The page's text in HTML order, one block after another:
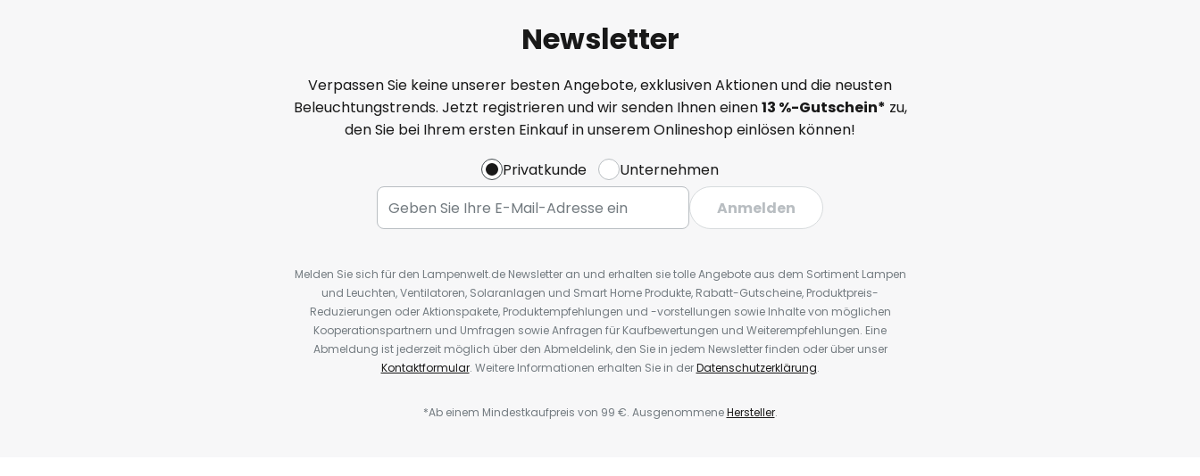
Newsletter
Verpassen Sie keine unserer besten Angebote, exklusiven Aktionen und die neusten
Beleuchtungstrends. Jetzt registrieren und wir senden Ihnen einen13 %-Gutschein* zu,
den Sie bei Ihrem ersten Einkauf in unserem Onlineshop einlösen können!
Privatkunde
Unternehmen
Anmelden
Melden Sie sich für den Lampenwelt.de Newsletter an und erhalten sie tolle Angebote aus dem Sortiment Lampen
und Leuchten, Ventilatoren, Solaranlagen und Smart Home Produkte, Rabatt-Gutscheine, Produktpreis-
Reduzierungen oder Aktionspakete, Produktempfehlungen und -vorstellungen sowie Inhalte von möglichen
Kooperationspartnern und Umfragen sowie Anfragen für Kaufbewertungen und Weiterempfehlungen. Eine
Abmeldung ist jederzeit möglich über den Abmeldelink, den Sie in jedem Newsletter finden oder über unser
Kontaktformular. Weitere Informationen erhalten Sie in derDatenschutzerklärung.
*Ab einem Mindestkaufpreis von 99 €. AusgenommeneHersteller.